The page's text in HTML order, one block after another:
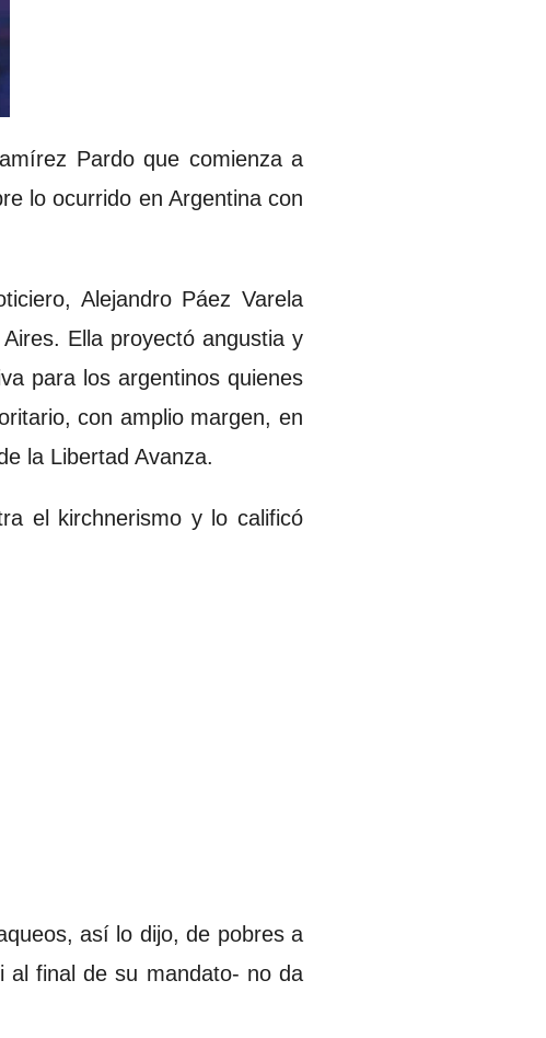
Pardo que comienza a
lo ocurrido en Argentina con
Alejandro Páez Varela
Ella proyectó angustia y
para los argentinos quienes
con amplio margen, en
la Libertad Avanza.
el kirchnerismo y lo calificó
así lo dijo, de pobres a
al final de su mandato- no da